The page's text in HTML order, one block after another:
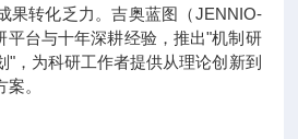
果转化乏力。吉奥蓝图（JENNIO-
平台与十年深耕经验，推出"机制研
"，为科研工作者提供从理论创新到
。